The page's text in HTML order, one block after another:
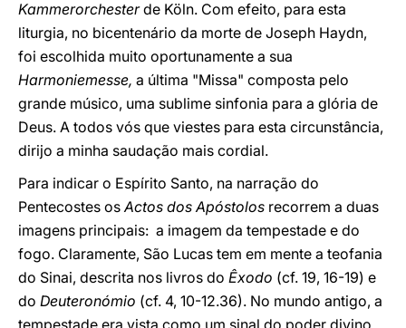
Kammerorchesterde Köln. Com efeito, para esta
liturgia, no bicentenário da morte de Joseph Haydn,
foi escolhida muito oportunamente a sua
Harmoniemesse, a última "Missa" composta pelo
grande músico, uma sublime sinfonia para a glória de
Deus. A todos vós que viestes para esta circunstância,
dirijo a minha saudação mais cordial.
Para indicar o Espírito Santo, na narração do
Pentecostes osActos dos Apóstolos recorrem a duas
imagens principais: a imagem da tempestade e do
fogo. Claramente, São Lucas tem em mente a teofania
do Sinai, descrita nos livros do Êxodo (cf. 19, 16-19) e
do Deuteronómio (cf. 4, 10-12.36). No mundo antigo, a
tempestade era vista como um sinal do poder divino,